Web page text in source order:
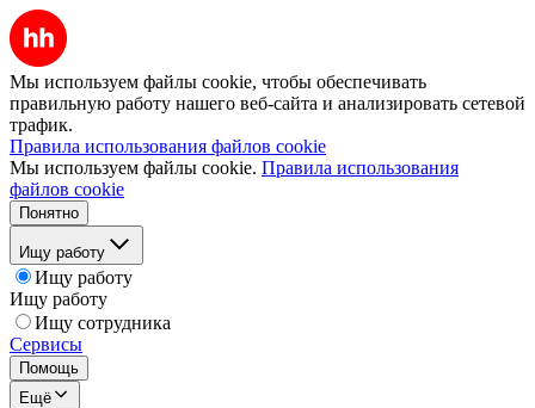
Мы используем файлы cookie, чтобы обеспечивать
правильную работу нашего веб-сайта и анализировать сетевой
трафик.
Правила использования файлов cookie
Мы используем файлы cookie. Правила использования
файлов cookie
Понятно
Ищу работу
Ищу работу
Ищу работу
Ищу сотрудника
Сервисы
Помощь
Ещё